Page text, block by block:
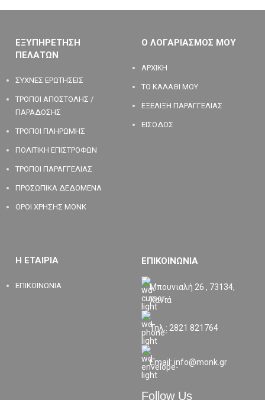
ΕΞΥΠΗΡΕΤΗΣΗ
ΠΕΛΑΤΩΝ
ΣΥΧΝΕΣ ΕΡΩΤΗΣΕΙΣ
ΤΡΟΠΟΙ ΑΠΟΣΤΟΛΗΣ /
ΠΑΡΑΔΟΣΗΣ
ΤΡΟΠΟΙ ΠΛΗΡΩΜΗΣ
ΠΟΛΙΤΙΚΗ ΕΠΙΣΤΡΟΦΩΝ
ΤΡΟΠΟΙ ΠΑΡΑΓΓΕΛΙΑΣ
ΠΡΟΣΩΠΙΚΑ ΔΕΔΟΜΕΝΑ
ΟΡΟΙ ΧΡΗΣΗΣ MONK
Ο ΛΟΓΑΡΙΑΣΜΟΣ ΜΟΥ
ΑΡΧΙΚΗ
ΤΟ ΚΑΛΑΘΙ ΜΟΥ
ΕΞΕΛΙΞΗ ΠΑΡΑΓΓΕΛΙΑΣ
ΕΙΣΟΔΟΣ
Η ΕΤΑΙΡΙΑ
ΕΠΙΚΟΙΝΩΝΙΑ
ΕΠΙΚΟΙΝΩΝΙΑ
Μπουνιαλή 26 , 73134,
Χανιά
Τηλ.: 2821 821764
Email: info@monk.gr
Follow Us